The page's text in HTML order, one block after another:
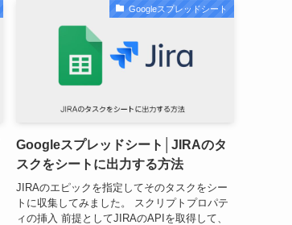
Googleスプレッドシート
Googleスプレッドシート│JIRAのタ
スクをシートに出力する方法
JIRAのエピックを指定してそのタスクをシー
トに収集してみました。 スクリプトプロパテ
ィの挿入 前提としてJIRAのAPIを取得して、